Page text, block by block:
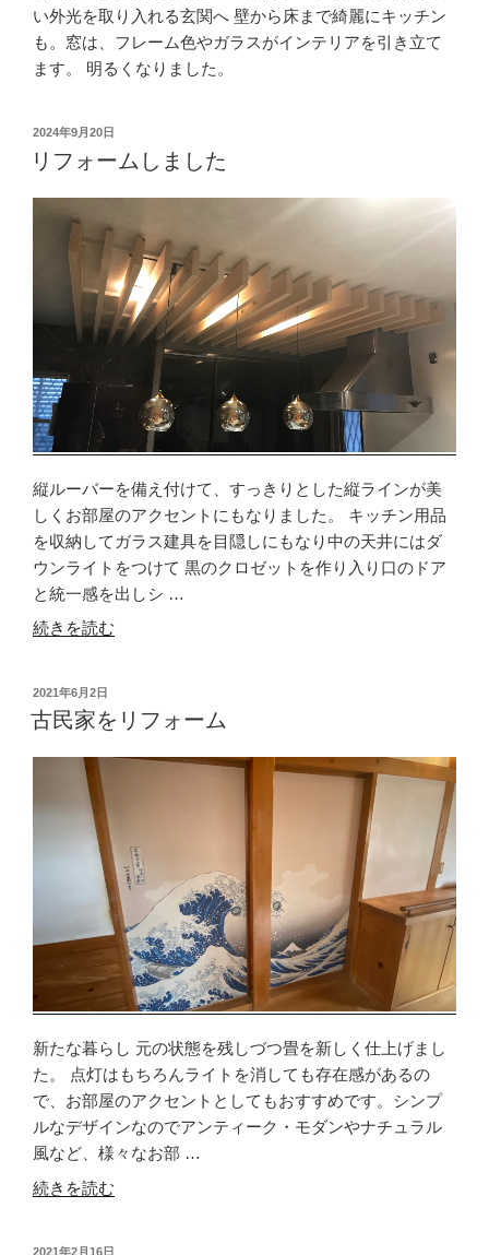
い外光を取り入れる玄関へ 壁から床まで綺麗にキッチン
も。窓は、フレーム色やガラスがインテリアを引き立て
ます。 明るくなりました。
投
稿
日:
2024年9月20日
リフォームしました
縦ルーバーを備え付けて、すっきりとした縦ラインが美
しくお部屋のアクセントにもなりました。 キッチン用品
を収納してガラス建具を目隠しにもなり中の天井にはダ
ウンライトをつけて 黒のクロゼットを作り入り口のドア
と統一感を出しシ …
“リ
ー
ム
し
し
続きを読む
投
稿
日:
2021年6月2日
古民家をリフォーム
新たな暮らし 元の状態を残しづつ畳を新しく仕上げまし
た。 点灯はもちろんライトを消しても存在感があるの
で、お部屋のアクセントとしてもおすすめです。シンプ
ルなデザインなのでアンティーク・モダンやナチュラル
風など、様々なお部 …
“古
続きを読む
投
2021年2月16日